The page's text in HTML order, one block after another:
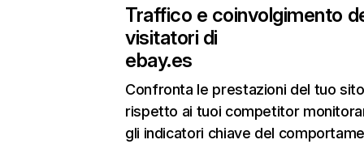
Traffico e coinvolgimento
visitatori di
ebay.es
Confronta le prestazioni del tuo
rispetto ai tuoi competitor
gli indicatori chiave del